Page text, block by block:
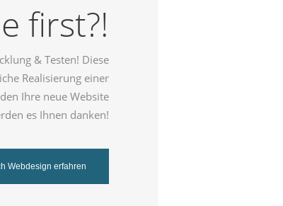
first?!
& Testen! Diese
Realisierung einer
Ihre neue Website
es Ihnen danken!
Webdesign erfahren